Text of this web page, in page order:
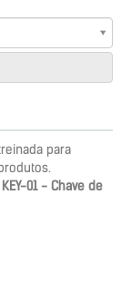
para
KEY-01 - Chave de